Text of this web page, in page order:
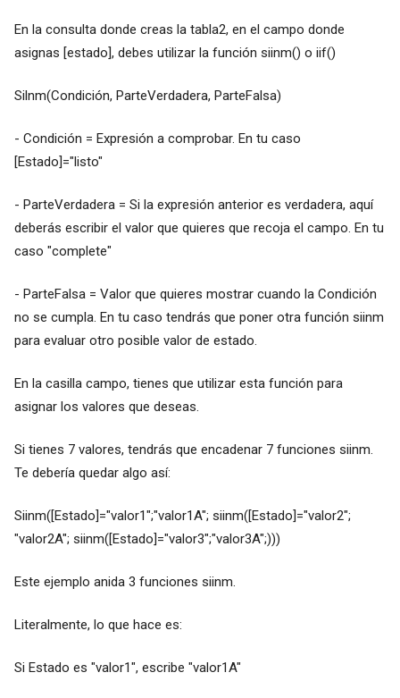
En la consulta donde creas la tabla2, en el campo donde
asignas [estado], debes utilizar la función siinm() o iif()
Silnm(Condición, ParteVerdadera, ParteFalsa)
- Condición = Expresión a comprobar. En tu caso
[Estado]="listo"
- ParteVerdadera = Si la expresión anterior es verdadera, aquí
deberás escribir el valor que quieres que recoja el campo. En tu
caso "complete"
- ParteFalsa = Valor que quieres mostrar cuando la Condición
no se cumpla. En tu caso tendrás que poner otra función siinm
para evaluar otro posible valor de estado.
En la casilla campo, tienes que utilizar esta función para
asignar los valores que deseas.
Si tienes 7 valores, tendrás que encadenar 7 funciones siinm.
Te debería quedar algo así:
Siinm([Estado]="valor1";"valor1A"; siinm([Estado]="valor2";
"valor2A"; siinm([Estado]="valor3";"valor3A";)))
Este ejemplo anida 3 funciones siinm.
Literalmente, lo que hace es:
Si Estado es "valor1", escribe "valor1A"